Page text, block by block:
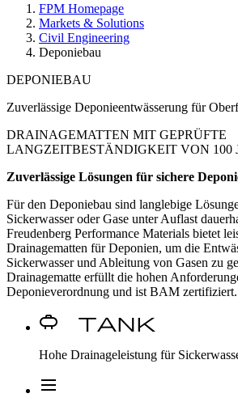
FPM Homepage
Markets & Solutions
Civil Engineering
Deponiebau
DEPONIEBAU
Zuverlässige Deponieentwässerung für
DRAINAGEMATTEN MIT GEPRÜFTE
LANGZEITBESTÄNDIGKEIT VON 100
Zuverlässige Lösungen für sichere
Für den Deponiebau sind langlebige
Sickerwasser oder Gase unter Auflast
Freudenberg Performance Materials bietet
Drainagematten für Deponien, um die
Sickerwasser und Ableitung von Gasen zu
Drainagematte erfüllt die hohen
Deponieverordnung und ist BAM zertifiziert.
Propane Tank
Hohe Drainageleistung für
Dehaze